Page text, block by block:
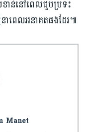
សំខាន់នៅពេលជួបប្រទះ
នាពេលអនាគតផងដែរ៕
Manet